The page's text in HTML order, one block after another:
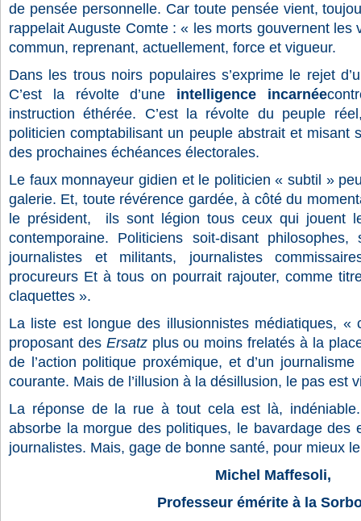
de pensée personnelle. Car toute pensée vient,
rappelait Auguste Comte : « les morts gouvernent les
commun, reprenant, actuellement, force et vigueur.
Dans les trous noirs populaires s’exprime le rejet
C’est la révolte d’une intelligence incarnée
instruction éthérée. C’est la révolte du peuple
politicien comptabilisant un peuple abstrait et misant
des prochaines échéances électorales.
Le faux monnayeur gidien et le politicien « subtil »
galerie. Et, toute révérence gardée, à côté du
le président, ils sont légion tous ceux qui jouent
contemporaine. Politiciens soit-disant
journalistes et militants, journalistes
procureurs Et à tous on pourrait rajouter, comme
claquettes ».
La liste est longue des illusionnistes médiatiques, «
proposant des Ersatzplus ou moins frelatés à la
de l’action politique proxémique, et d’un
courante. Mais de l’illusion à la désillusion, le pas est
La réponse de la rue à tout cela est là,
absorbe la morgue des politiques, le bavardage des
journalistes. Mais, gage de bonne santé, pour mieux
Michel Maffesoli,
Professeur émérite à la